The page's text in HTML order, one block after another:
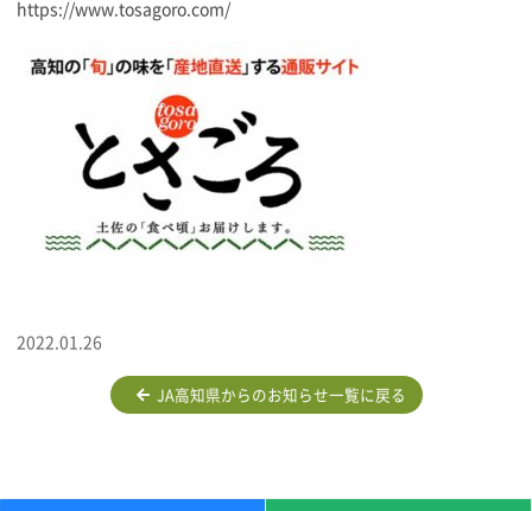
https://www.tosagoro.com/
2022.01.26
JA高知県からのお知らせ一覧に戻る